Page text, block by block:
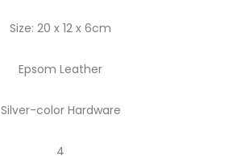
Size: 20 x 12 x 6cm
Epsom Leather
Silver-color Hardware
4